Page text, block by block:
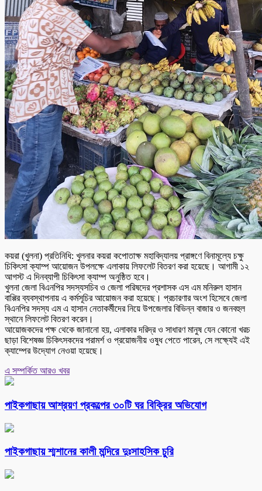
কয়রা (খুলনা) প্রতিনিধি: খুলনার কয়রা কপোতাক্ষ মহাবিদ্যালয় প্রাঙ্গণে বিনামূল্যে চক্ষু
চিকিৎসা ক্যাম্প আয়োজন উপলক্ষে এলাকায় লিফলেট বিতরণ করা হয়েছে। আগামী ১২
আগস্ট এ দিনব্যাপী চিকিৎসা ক্যাম্প অনুষ্ঠিত হবে।
খুলনা জেলা বিএনপির সদস্যসচিব ও জেলা পরিষদের প্রশাসক এস এম মনিরুল হাসান
বাপ্পির ব্যবস্থাপনায় এ কর্মসূচির আয়োজন করা হয়েছে। প্রচারণার অংশ হিসেবে জেলা
বিএনপির সদস্য এম এ হাসান নেতাকর্মীদের নিয়ে উপজেলার বিভিন্ন বাজার ও জনবহুল
স্থানে লিফলেট বিতরণ করেন।
আয়োজকদের পক্ষ থেকে জানানো হয়, এলাকার দরিদ্র ও সাধারণ মানুষ যেন কোনো খরচ
ছাড়া বিশেষজ্ঞ চিকিৎসকদের পরামর্শ ও প্রয়োজনীয় ওষুধ পেতে পারেন, সে লক্ষ্যেই এই
ক্যাম্পের উদ্যোগ নেওয়া হয়েছে।
এ সম্পর্কিত আরও খবর
পাইকগাছায় আশ্রয়ণ প্রকল্পের ৩০টি ঘর বিক্রির অভিযোগ
পাইকগাছায় শ্মশানের কালী মন্দিরে দুঃসাহসিক চুরি